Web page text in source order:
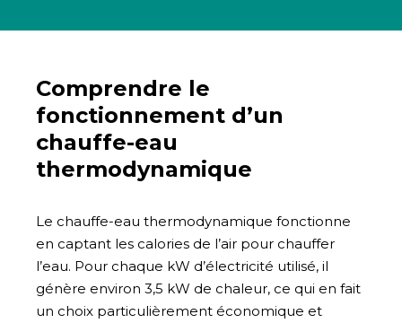
Comprendre le
fonctionnement d’un
chauffe-eau
thermodynamique
Le chauffe-eau thermodynamique fonctionne
en captant les calories de l’air pour chauffer
l’eau. Pour chaque kW d’électricité utilisé, il
génère environ 3,5 kW de chaleur, ce qui en fait
un choix particulièrement économique et